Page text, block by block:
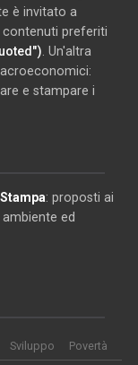
è invitato a
preferiti
. Un'altra
e stampare i
: proposti ai
ed
Sviluppo Povertà